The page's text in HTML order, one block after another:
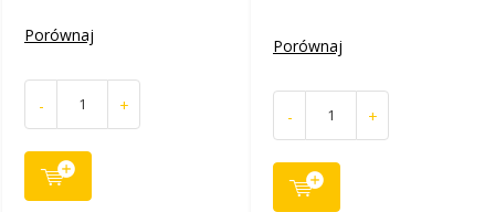
Porównaj
- +
Porównaj
- +